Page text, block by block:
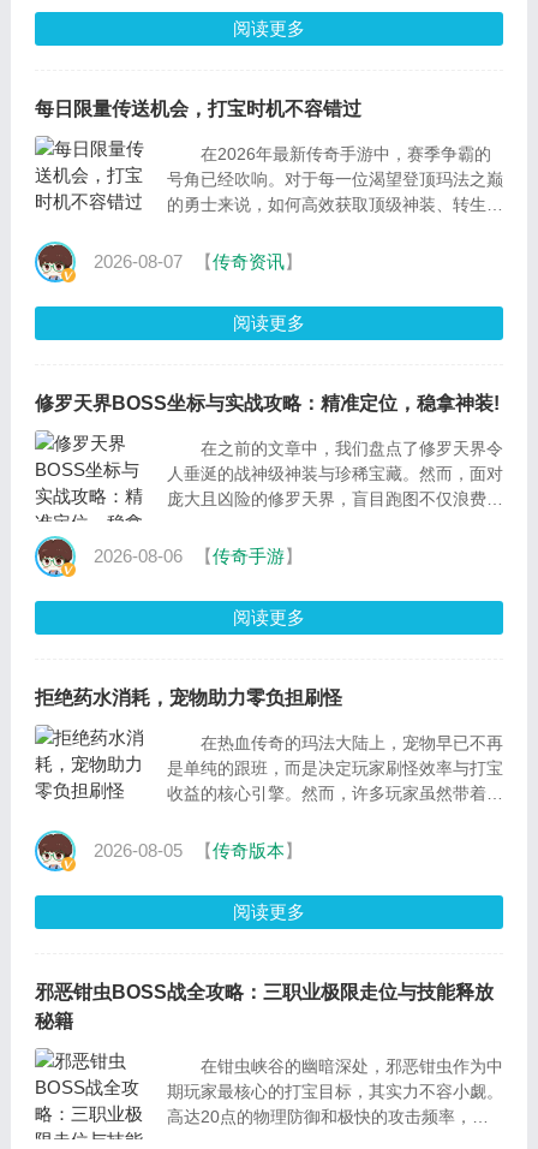
阅读更多
每日限量传送机会，打宝时机不容错过
在2026年最新传奇手游中，赛季争霸的
号角已经吹响。对于每一位渴望登顶玛法之巅
的勇士来说，如何高效获取顶级神装、转生材
天，我们将为...
2026-08-07 【传奇资讯】
阅读更多
修罗天界BOSS坐标与实战攻略：精准定位，稳拿神装!
在之前的文章中，我们盘点了修罗天界令
人垂涎的战神级神装与珍稀宝藏。然而，面对
庞大且凶险的修罗天界，盲目跑图不仅浪费时
2026-08-06 【传奇手游】
阅读更多
拒绝药水消耗，宠物助力零负担刷怪
在热血传奇的玛法大陆上，宠物早已不再
是单纯的跟班，而是决定玩家刷怪效率与打宝
收益的核心引擎。然而，许多玩家虽然带着宠
消...
2026-08-05 【传奇版本】
阅读更多
邪恶钳虫BOSS战全攻略：三职业极限走位与技能释放
秘籍
在钳虫峡谷的幽暗深处，邪恶钳虫作为中
期玩家最核心的打宝目标，其实力不容小觑。
高达20点的物理防御和极快的攻击频率，让